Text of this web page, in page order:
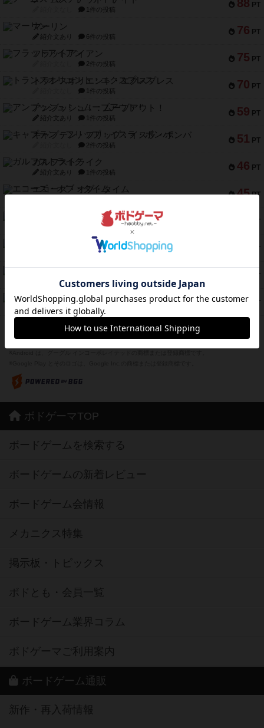
88 PT
1件の投稿
76 PT
マーリン
紹介文あり 6件の投稿
75 PT
フラットアイアン
2件の投稿
70 PT
トランスオリエント・エクスプレス
1件の投稿
59 PT
アンブッシュ！：ムーブアウト！
紹介文あり 1件の投稿
51 PT
キャプテン・フリップ：イスラ・ボンバ
2件の投稿
46 PT
ガルフストライク
紹介文あり 1件の投稿
45 PT
エコーズ・オブ・タイム
PT
12件の投稿
PT
1件の投稿
PT
Bitter End ブタペスト救出作戦
紹介文なし 1件の投稿
42 PT
ドコジャン
紹介文あり 10件の投稿
※Apple、Apple のロゴ は、米国および他の国々で登録されたApple Inc.の商標です。
ボドゲーマTOP
ボードゲームを検索する
ボードゲームの新着レビュー
ボードゲーム会情報
メカニクス特集
掲示板・トピックス
ボドとも・会員一覧
ボードゲーム業界コラム
ボドゲーマご利用案内
ボードゲーム通販
新作・再入荷情報